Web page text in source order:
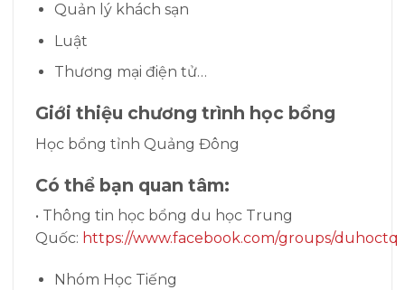
Quản lý khách sạn
Luật
Thương mại điện tử…
Giới thiệu chương trình học bổng
Học bổng tỉnh Quảng Đông
Có thể bạn quan tâm:
• Thông tin học bổng du học Trung
Quốc: https://www.facebook.com/groups/duhoctq
Nhóm Học Tiếng